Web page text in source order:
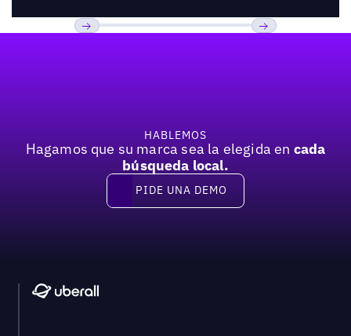
HABLEMOS
Hagamos que su marca sea la elegida en cada
búsqueda local.
Pide una demo
PIDE UNA DEMO